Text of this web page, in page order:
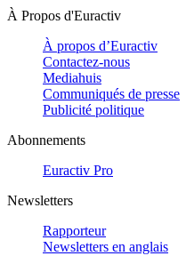
À Propos d'Euractiv
À propos d’Euractiv
Contactez-nous
Mediahuis
Communiqués de presse
Publicité politique
Abonnements
Euractiv Pro
Newsletters
Rapporteur
Newsletters en anglais